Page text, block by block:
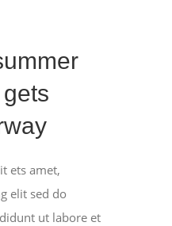
ets amet,
elit sed do
ut labore et